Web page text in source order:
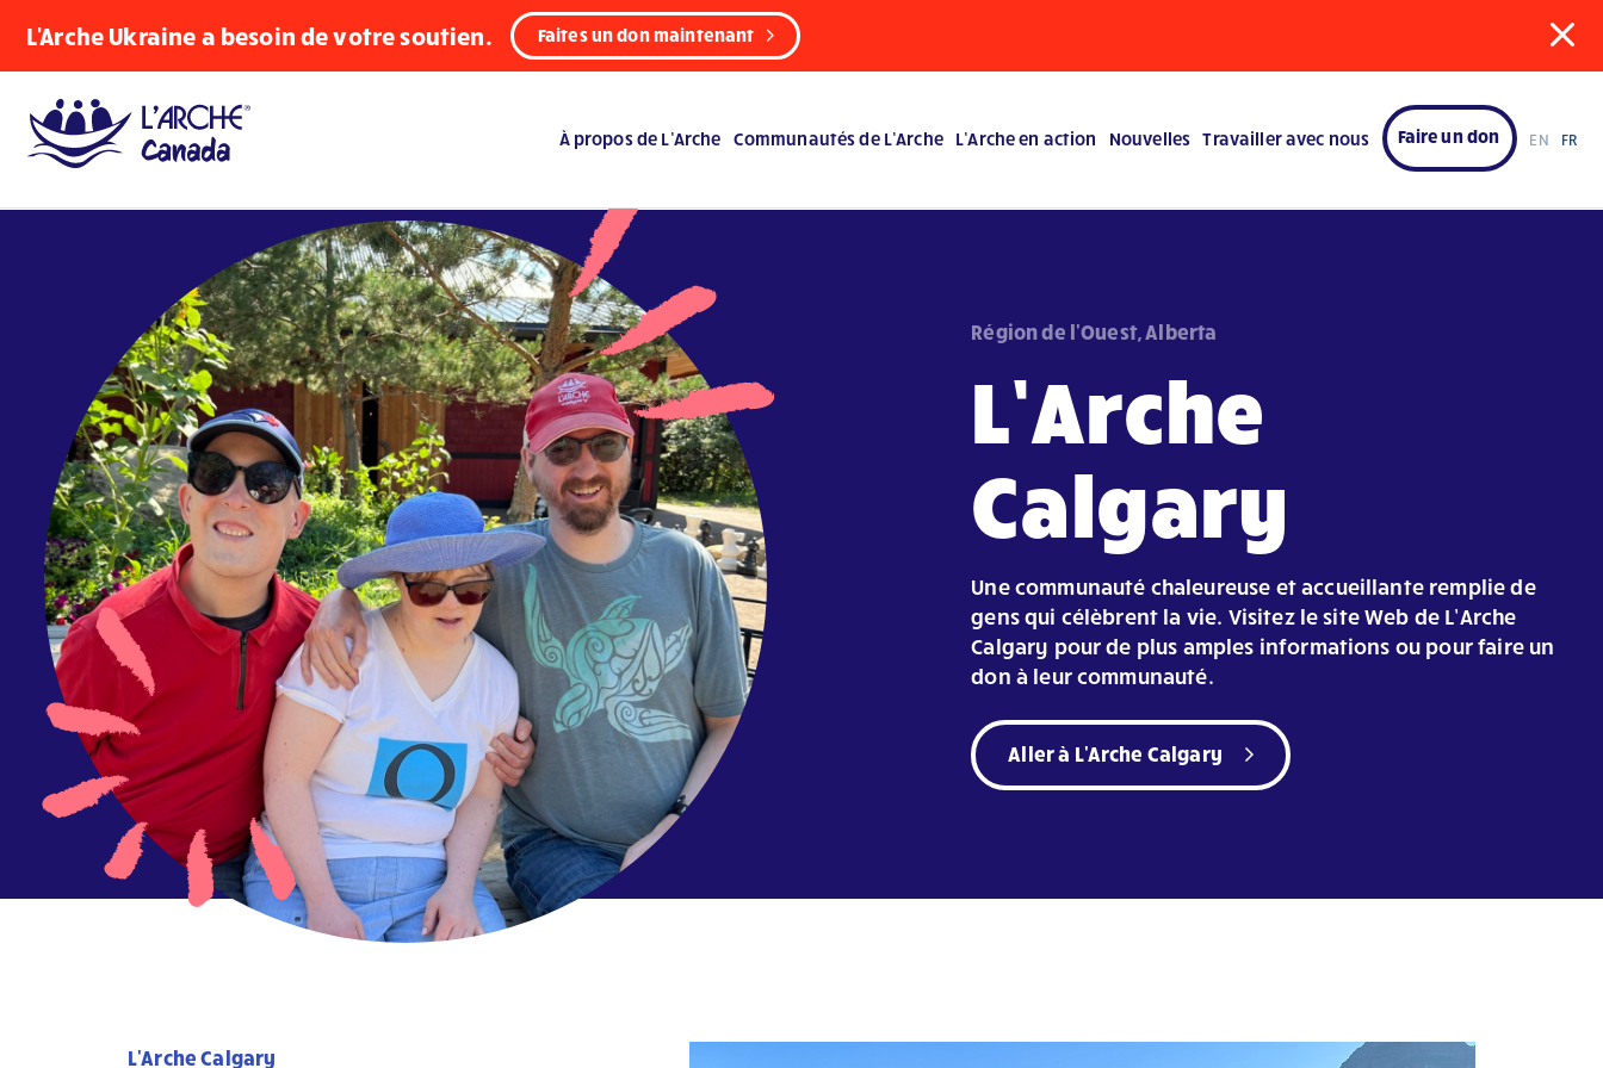
L'Arche Ukraine a besoin de votre soutien. Faites un don maintenant
À propos de L’Arche Communautés de L’Arche L’Arche en action Nouvelles Travailler avec nous Faire un don EN FR
Région de l'Ouest, Alberta
L’Arche
Calgary
Une communauté chaleureuse et accueillante remplie de
gens qui célèbrent la vie. Visitez le site Web de L’Arche
Calgary pour de plus amples informations ou pour faire un
don à leur communauté.
Aller à L'Arche Calgary
L'Arche Calgary